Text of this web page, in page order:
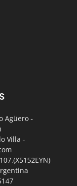
Agüero -
Villa -